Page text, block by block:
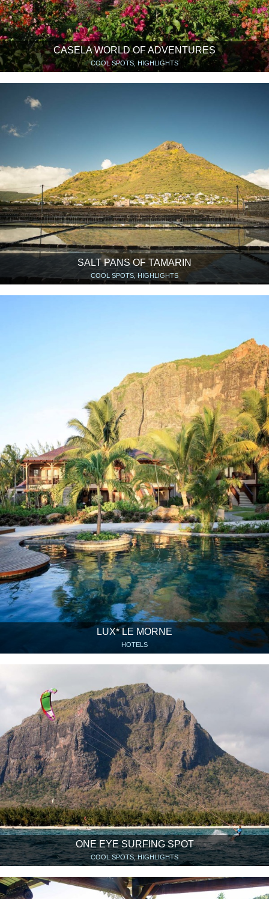
CASELA WORLD OF ADVENTURES
COOL SPOTS, HIGHLIGHTS
SALT PANS OF TAMARIN
COOL SPOTS, HIGHLIGHTS
LUX* LE MORNE
HOTELS
ONE EYE SURFING SPOT
COOL SPOTS, HIGHLIGHTS